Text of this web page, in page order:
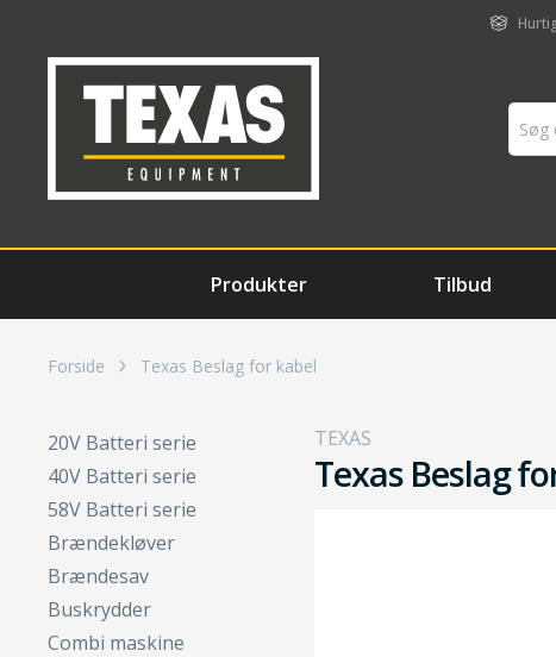
Produkter Tilbud
Forside Texas Beslag for kabel
20V Batteri serie
40V Batteri serie
58V Batteri serie
Brændekløver
Brændesav
Buskrydder
Combi maskine
TEXAS
Texas Beslag